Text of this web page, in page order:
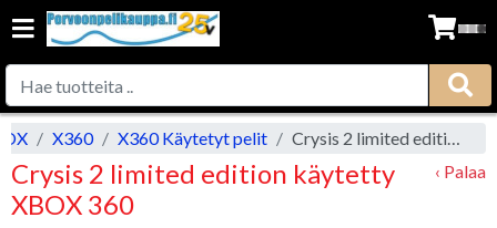
X360 X360 Käytetyt pelit Crysis 2 limited edition käytetty XBOX 360
Crysis 2 limited edition käytetty
XBOX 360
‹ Palaa